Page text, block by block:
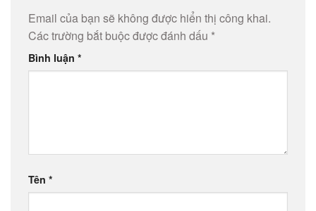
Email của bạn sẽ không được hiển thị công khai.
Các trường bắt buộc được đánh dấu *
Bình luận *
Tên *